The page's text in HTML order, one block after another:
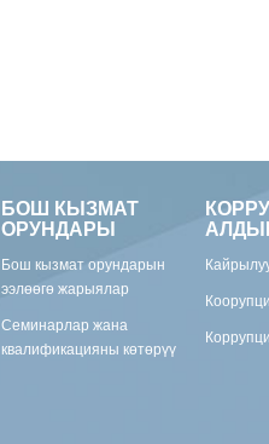
БОШ КЫЗМАТ
ОРУНДАРЫ
Бош кызмат орундарын
ээлөөгө жарыялар
Семинарлар жана
квалификацияны көтөрүү